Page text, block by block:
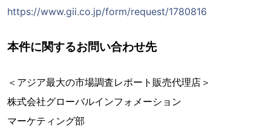
https://www.gii.co.jp/form/request/1780816
本件に関するお問い合わせ先
＜アジア最大の市場調査レポート販売代理店＞
株式会社グローバルインフォメーション
マーケティング部